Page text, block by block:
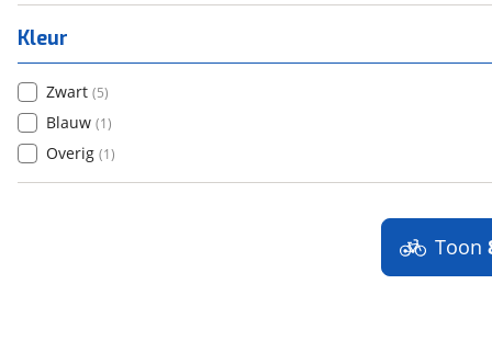
Kleur
Zwart (5)
Blauw (1)
Overig (1)
Toon